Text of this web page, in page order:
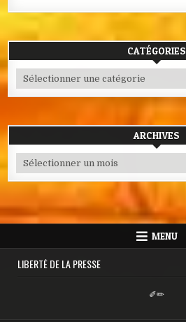
CATÉGORIES
Catégories
ARCHIVES
Archives
MENU
LIBERTÉ DE LA PRESSE
✐✏